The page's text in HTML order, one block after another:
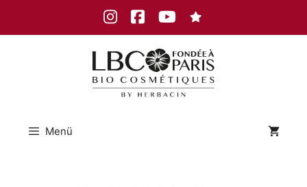
InstagramFacebookYoutube
Menü